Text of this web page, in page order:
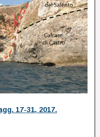
17-31, 2017.